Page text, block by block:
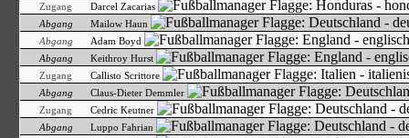
Zugang
Darcel Zacarias
Abgang
Mailow Haun
Abgang
Adam Boyd
Abgang
Keithroy Hurst
Zugang
Callisto Scrittore
Abgang
Claus-Dieter Demmler
Zugang
Cedric Keutner
Abgang
Luppo Fahrian